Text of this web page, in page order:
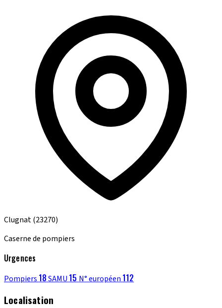
Clugnat(23270)
Caserne de pompiers
Urgences
Pompiers 18SAMU 15 N° européen 112
Localisation